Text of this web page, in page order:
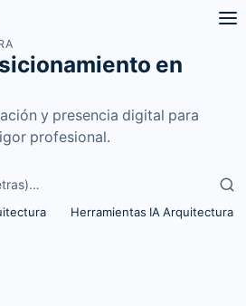
en
y presencia digital para
profesional.
Herramientas IA Arquitectura